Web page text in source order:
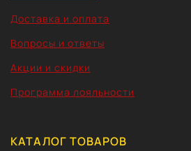
Доставка и оплата
Вопросы и ответы
Акции и скидки
Программа лояльности
КАТАЛОГ ТОВАРОВ